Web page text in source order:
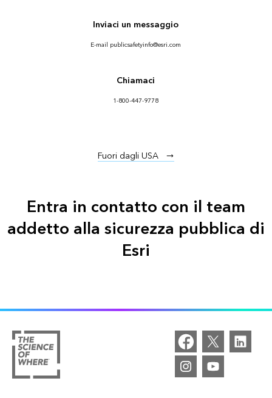
Inviaci un messaggio
E-mail publicsafetyinfo@esri.com
Chiamaci
1-800-447-9778
Fuori dagli USA
Entra in contatto con il team
addetto alla sicurezza pubblica di
Esri